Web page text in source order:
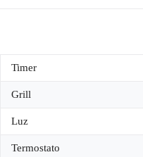
Timer
Grill
Luz
Termostato